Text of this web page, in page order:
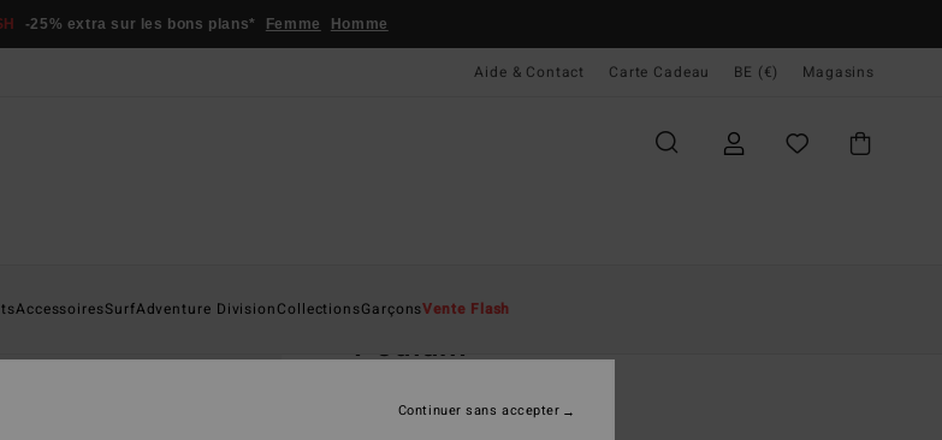
-25% extra sur les bons plans* Femme Homme
Aide & Contact Carte Cadeau BE (€) Magasins
AccessoiresSurfAdventure DivisionCollectionsGarçonsVente Flash
Podium
(1 Avis)
Continuer sans accepter